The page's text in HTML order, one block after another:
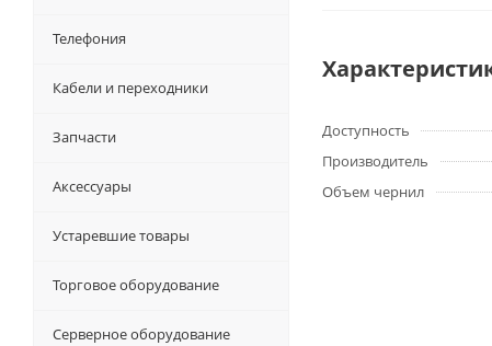
Доступность
Производитель
Объем чернил
Телефония
Кабели и переходники
Запчасти
Аксессуары
Устаревшие товары
Торговое оборудование
Серверное оборудование